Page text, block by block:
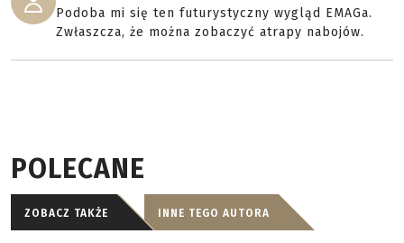
Podoba mi się ten futurystyczny wygląd EMAGa.
Zwłaszcza, że można zobaczyć atrapy nabojów.
POLECANE
ZOBACZ TAKŻE INNE TEGO AUTORA